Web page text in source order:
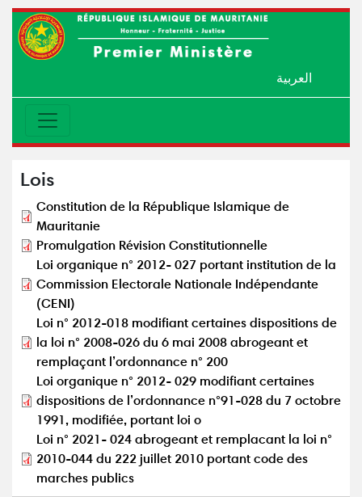
العربية
Lois
fichiers
Constitution de la République Islamique de
Mauritanie
Promulgation Révision Constitutionnelle
Loi organique n° 2012- 027 portant institution de la
Commission Electorale Nationale Indépendante
(CENI)
Loi n° 2012-018 modifiant certaines dispositions de
la loi n° 2008-026 du 6 mai 2008 abrogeant et
remplaçant l’ordonnance n° 200
Loi organique n° 2012- 029 modifiant certaines
dispositions de l’ordonnance n°91-028 du 7 octobre
1991, modifiée, portant loi o
Loi n° 2021- 024 abrogeant et remplacant la loi n°
2010-044 du 222 juillet 2010 portant code des
marches publics